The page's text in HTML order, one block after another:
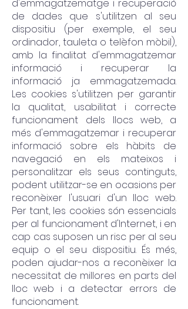
d'emmagatzematge i recuperació
de dades que s'utilitzen al seu
dispositiu (per exemple, el seu
ordinador, tauleta o telèfon mòbil),
amb la finalitat d'emmagatzemar
informació i recuperar la
informació ja emmagatzemada.
Les cookies s'utilitzen per garantir
la qualitat, usabilitat i correcte
funcionament dels llocs web, a
més d'emmagatzemar i recuperar
informació sobre els hàbits de
navegació en els mateixos i
personalitzar els seus continguts,
podent utilitzar-se en ocasions per
reconèixer l'usuari d'un lloc web.
Per tant, les cookies són essencials
per al funcionament d'Internet, i en
cap cas suposen un risc per al seu
equip o el seu dispositiu. És més,
poden ajudar-nos a reconèixer la
necessitat de millores en parts del
lloc web i a detectar errors de
funcionament.